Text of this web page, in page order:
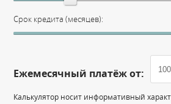
Срок кредита (месяцев):
Ежемесячный платёж от:
Калькулятор носит информативный